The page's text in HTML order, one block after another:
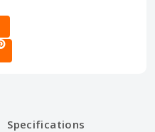
Specifications